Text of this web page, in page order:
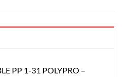
PP 1-31 POLYPRO –